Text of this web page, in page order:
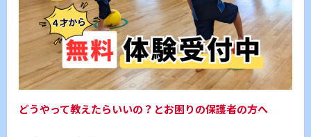
どうやって教えたらいいの？とお困りの保護者の方へ